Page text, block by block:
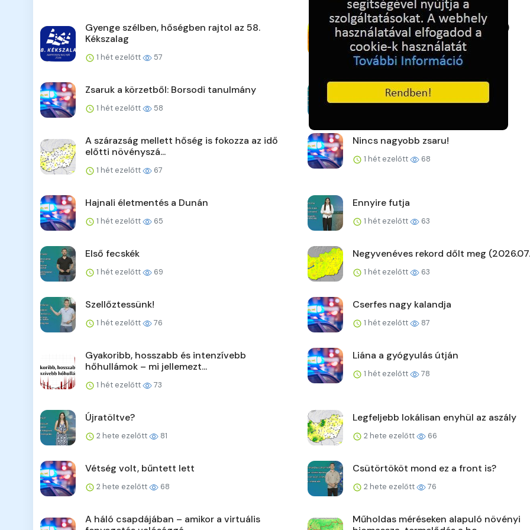
Gyenge szélben, hőségben rajtol az 58.
Kékszalag
1 hét ezelőtt 57
Új fővárosi szélrekord (2026.07.27.)
1 hét ezelőtt 59
Zsaruk a körzetből: Borsodi tanulmány
1 hét ezelőtt 58
A kemence előtt
A szárazság mellett hőség is fokozza az idő
előtti növényszá...
1 hét ezelőtt 67
Nincs nagyobb zsaru!
1 hét ezelőtt 68
Hajnali életmentés a Dunán
1 hét ezelőtt 65
Ennyire futja
1 hét ezelőtt 63
Első fecskék
1 hét ezelőtt 69
Negyvenéves rekord dőlt meg
1 hét ezelőtt 63
Szellőztessünk!
1 hét ezelőtt 76
Cserfes nagy kalandja
1 hét ezelőtt 87
Gyakoribb, hosszabb és intenzívebb
hőhullámok – mi jellemezt...
1 hét ezelőtt 73
Liána a gyógyulás útján
1 hét ezelőtt 78
Újratöltve?
2 hete ezelőtt 81
Legfeljebb lokálisan enyhül az aszály
2 hete ezelőtt 66
Vétség volt, bűntett lett
2 hete ezelőtt 68
Csütörtököt mond ez a front is?
2 hete ezelőtt 76
A háló csapdájában – amikor a virtuális
Műholdas méréseken alapuló növényi